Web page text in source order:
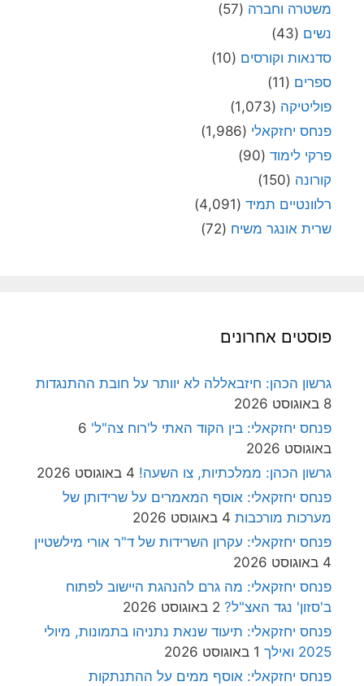
משטרה וחברה (57)
נשים (43)
סדנאות וקורסים (10)
ספרים (11)
פוליטיקה (1,073)
פנחס יחזקאלי (1,986)
פרקי לימוד (90)
קורונה (150)
רלוונטיים תמיד (4,091)
שרית אונגר משיח (72)
פוסטים אחרונים
גרשון הכהן: חיזבאללה לא יוותר על חובת ההתנגדות
8 באוגוסט 2026
פנחס יחזקאלי: בין הקוד האתי ל'רוח צה"ל' 6
באוגוסט 2026
גרשון הכהן: ממלכתיות, צו השעה! 4 באוגוסט 2026
פנחס יחזקאלי: אוסף המאמרים על שרידותן של
מערכות מורכבות 4 באוגוסט 2026
פנחס יחזקאלי: עקרון השרידות של ד"ר אורי מילשטיין
4 באוגוסט 2026
פנחס יחזקאלי: מה גרם להנהגת היישוב לפתוח
ב'סזון' נגד האצ"ל? 2 באוגוסט 2026
פנחס יחזקאלי: תיעוד שנאת נתניהו בתמונות, מיולי
2025 ואילך
1 באוגוסט 2026
פנחס יחזקאלי: אוסף ממים על ההתנתקות